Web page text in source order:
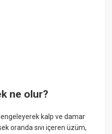
ne olur?
kalp ve damar
oranda sıvı içeren üzüm,